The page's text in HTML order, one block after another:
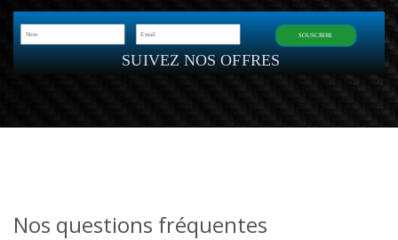
SUIVEZ NOS OFFRES
SOUSCRIRE
Nos questions fréquentes